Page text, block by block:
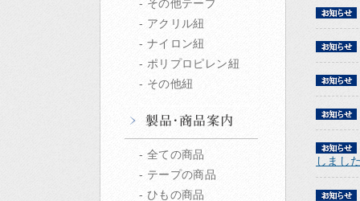
その他テープ
アクリル紐
ナイロン紐
ポリプロピレン紐
その他紐
全ての商品
テープの商品
ひもの商品
しまし